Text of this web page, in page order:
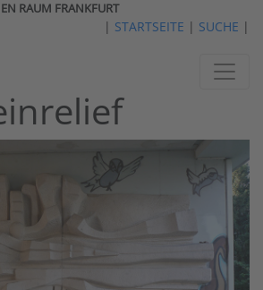
RAUM FRANKFURT
| STARTSEITE | SUCHE |